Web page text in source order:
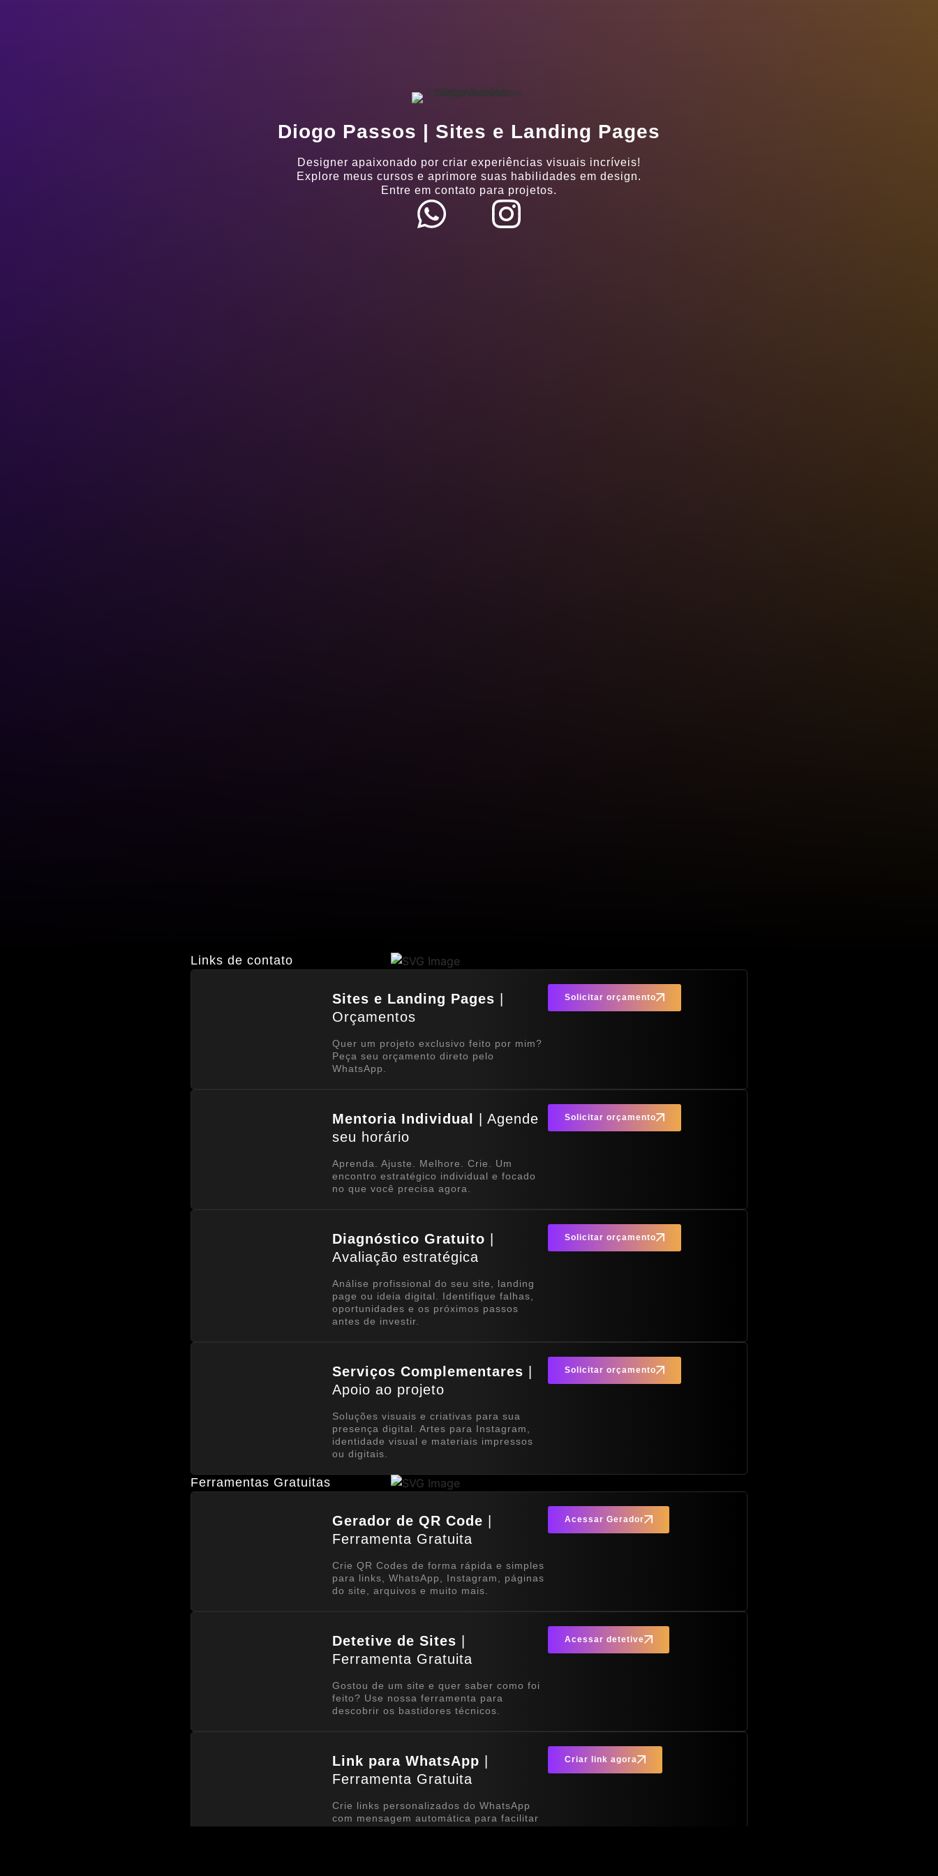
Diogo Passos | Sites e Landing Pages
Designer apaixonado por criar experiências visuais incríveis!
Explore meus cursos e aprimore suas habilidades em design.
Entre em contato para projetos.
Links de contato
Sites e Landing Pages |
Orçamentos
Quer um projeto exclusivo feito por mim?
Peça seu orçamento direto pelo
WhatsApp.
Solicitar orçamento
Mentoria Individual | Agende
seu horário
Aprenda. Ajuste. Melhore. Crie. Um
encontro estratégico individual e focado
no que você precisa agora.
Solicitar orçamento
Diagnóstico Gratuito |
Avaliação estratégica
Análise profissional do seu site, landing
page ou ideia digital. Identifique falhas,
oportunidades e os próximos passos
antes de investir.
Solicitar orçamento
Serviços Complementares |
Apoio ao projeto
Soluções visuais e criativas para sua
presença digital. Artes para Instagram,
identidade visual e materiais impressos
ou digitais.
Solicitar orçamento
Ferramentas Gratuitas
Gerador de QR Code |
Ferramenta Gratuita
Crie QR Codes de forma rápida e simples
para links, WhatsApp, Instagram, páginas
do site, arquivos e muito mais.
Acessar Gerador
Detetive de Sites |
Ferramenta Gratuita
Gostou de um site e quer saber como foi
feito? Use nossa ferramenta para
descobrir os bastidores técnicos.
Acessar detetive
Link para WhatsApp |
Ferramenta Gratuita
Crie links personalizados do WhatsApp
com mensagem automática para facilitar
Criar link agora